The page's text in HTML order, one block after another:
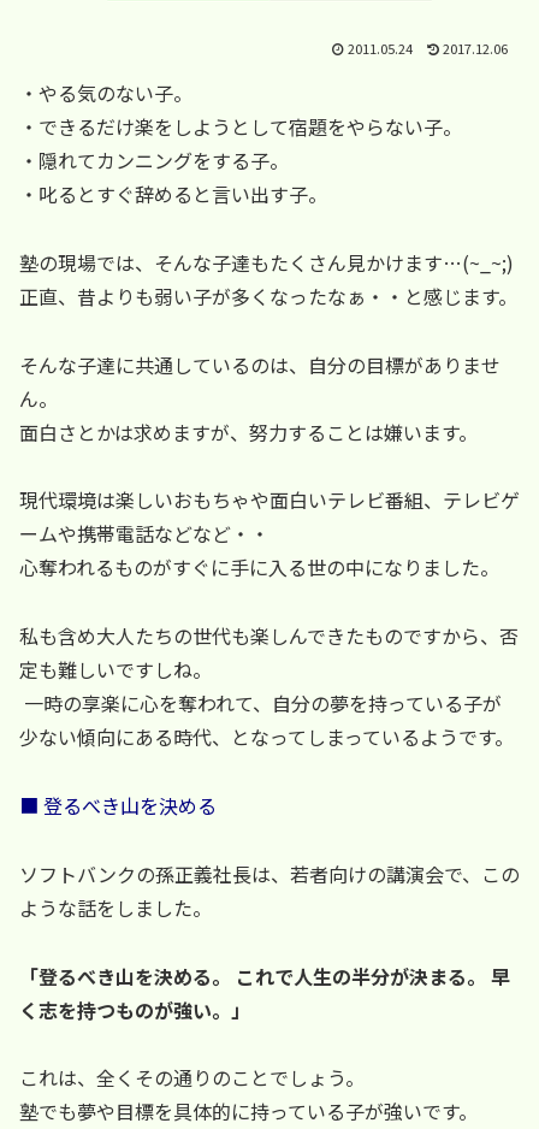
2011.05.24 2017.12.06
・やる気のない子。
・できるだけ楽をしようとして宿題をやらない子。
・隠れてカンニングをする子。
・叱るとすぐ辞めると言い出す子。
塾の現場では、そんな子達もたくさん見かけます…(~_~;)
正直、昔よりも弱い子が多くなったなぁ・・と感じます。
そんな子達に共通しているのは、自分の目標がありませ
ん。
面白さとかは求めますが、努力することは嫌います。
現代環境は楽しいおもちゃや面白いテレビ番組、テレビゲ
ームや携帯電話などなど・・
心奪われるものがすぐに手に入る世の中になりました。
私も含め大人たちの世代も楽しんできたものですから、否
定も難しいですしね。
一時の享楽に心を奪われて、自分の夢を持っている子が
少ない傾向にある時代、となってしまっているようです。
■ 登るべき山を決める
ソフトバンクの孫正義社長は、若者向けの講演会で、この
ような話をしました。
「登るべき山を決める。 これで人生の半分が決まる。 早
く志を持つものが強い。」
これは、全くその通りのことでしょう。
塾でも夢や目標を具体的に持っている子が強いです。